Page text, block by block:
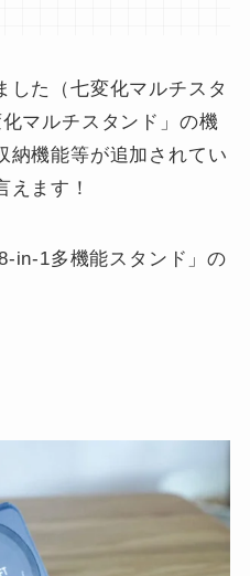
した（七変化マルチスタ
マルチスタンド」の機
納機能等が追加されてい
えます！
in-1多機能スタンド」の